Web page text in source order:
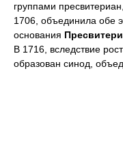
группами
1706, объединила обе
основания
В 1716, вследствие
образован синод,